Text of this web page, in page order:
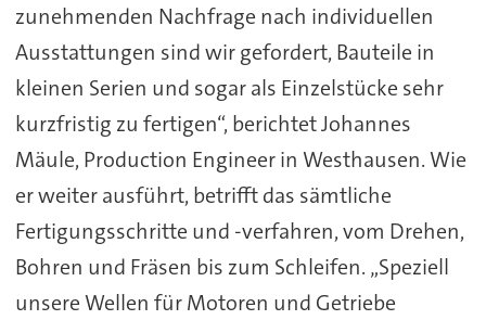
zunehmenden Nachfrage nach individuellen
Ausstattungen sind wir gefordert, Bauteile in
kleinen Serien und sogar als Einzelstücke sehr
kurzfristig zu fertigen“, berichtet Johannes
Mäule, Production Engineer in Westhausen. Wie
er weiter ausführt, betrifft das sämtliche
Fertigungsschritte und -verfahren, vom Drehen,
Bohren und Fräsen bis zum Schleifen. „Speziell
unsere Wellen für Motoren und Getriebe